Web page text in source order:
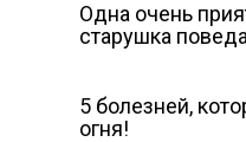
Одна очень
старушка
5 болезней,
огня!